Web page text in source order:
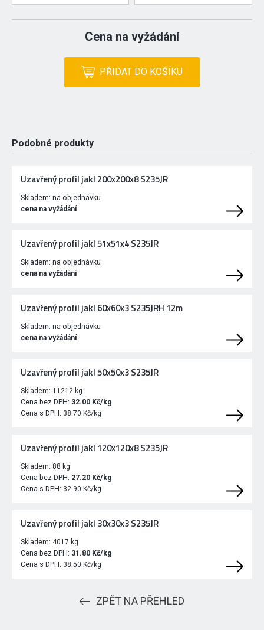
Cena na vyžádání
PŘIDAT DO KOŠÍKU
Podobné produkty
Uzavřený profil jakl 200x200x8 S235JR
Skladem: na objednávku
cena na vyžádání
Uzavřený profil jakl 51x51x4 S235JR
Skladem: na objednávku
cena na vyžádání
Uzavřený profil jakl 60x60x3 S235JRH 12m
Skladem: na objednávku
cena na vyžádání
Uzavřený profil jakl 50x50x3 S235JR
Skladem: 11212 kg
Cena bez DPH: 32.00 Kč/kg
Cena s DPH: 38.70 Kč/kg
Uzavřený profil jakl 120x120x8 S235JR
Skladem: 88 kg
Cena bez DPH: 27.20 Kč/kg
Cena s DPH: 32.90 Kč/kg
Uzavřený profil jakl 30x30x3 S235JR
Skladem: 4017 kg
Cena bez DPH: 31.80 Kč/kg
Cena s DPH: 38.50 Kč/kg
ZPĚT NA PŘEHLED